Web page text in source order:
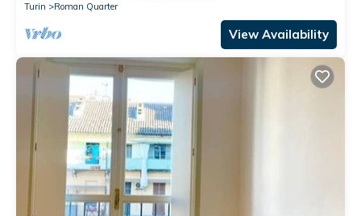
Turin
Roman Quarter
View Availability